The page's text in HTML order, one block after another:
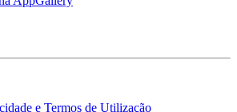
e Termos de Utilização